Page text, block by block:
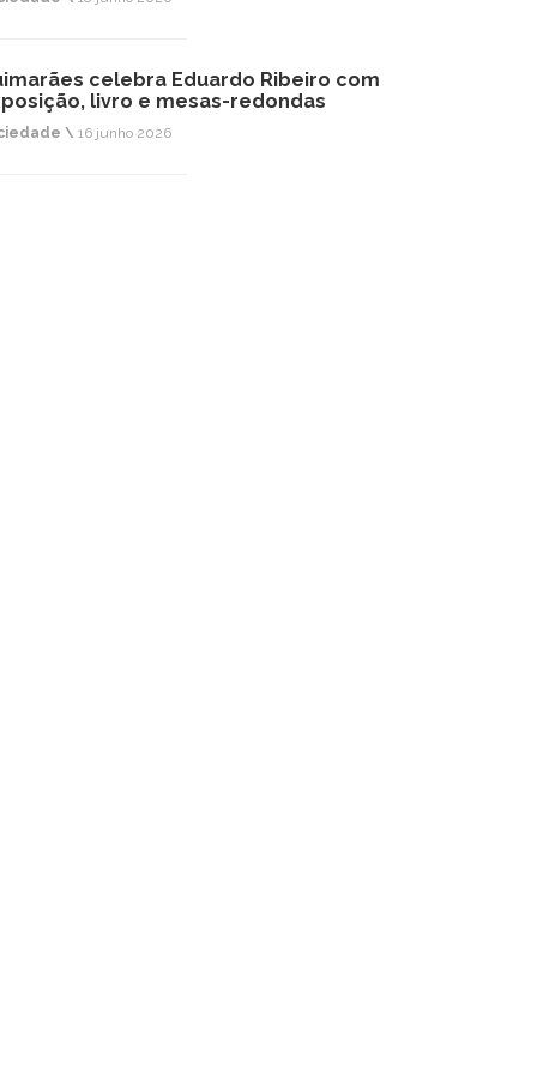
celebra Eduardo Ribeiro com
livro e mesas-redondas
\ 16 junho 2026